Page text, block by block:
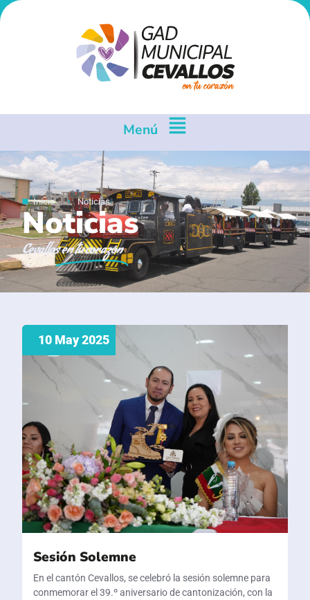
Menú
Inicio Noticias
Noticias
Cevallosen tu corazón
10 May 2025
Sesión Solemne
En el cantón Cevallos, se celebró la sesión solemne para
conmemorar el 39.º aniversario de cantonización, con la